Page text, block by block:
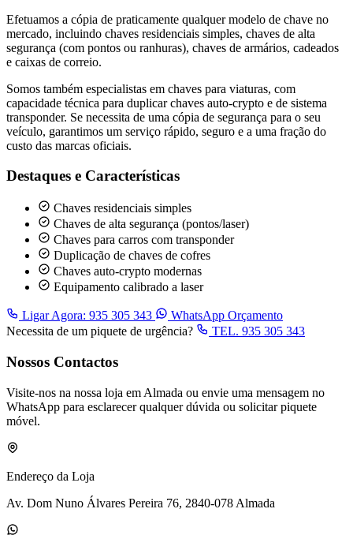
Efetuamos a cópia de praticamente qualquer modelo de chave no
mercado, incluindo chaves residenciais simples, chaves de alta
segurança (com pontos ou ranhuras), chaves de armários, cadeados
e caixas de correio.
Somos também especialistas em chaves para viaturas, com
capacidade técnica para duplicar chaves auto-crypto e de sistema
transponder. Se necessita de uma cópia de segurança para o seu
veículo, garantimos um serviço rápido, seguro e a uma fração do
custo das marcas oficiais.
Destaques e Características
Chaves residenciais simples
Chaves de alta segurança (pontos/laser)
Chaves para carros com transponder
Duplicação de chaves de cofres
Chaves auto-crypto modernas
Equipamento calibrado a laser
Ligar Agora: 935 305 343
WhatsApp Orçamento
Necessita de um piquete de urgência?
TEL. 935 305 343
Nossos Contactos
Visite-nos na nossa loja em Almada ou envie uma mensagem no
WhatsApp para esclarecer qualquer dúvida ou solicitar piquete
móvel.
Endereço da Loja
Av. Dom Nuno Álvares Pereira 76, 2840-078 Almada